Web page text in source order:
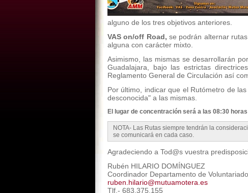
alguno de los tres objetivos anteriores.
VAS on/off Road, se podrán alternar
alguna con carácter mixto.
Asimismo, las mismas se desarrollarán
Guadalajara, bajo las estrictas
Reglamento General de Circulación así
Por último, indicar que el Rutómetro de
desconocida" a las mismas.
El lugar de concentración será a las 08:30
NOTA- Las Rutas siempre tendrán la
se comunicará en cada caso.
Agradeciendo a Tod@s vuestra
Rubén HILARIO DOMÍNGUEZ
Coordinador Departamento de
ruben.hilario@mutuamotera.es
Tlf.- 683.375.155